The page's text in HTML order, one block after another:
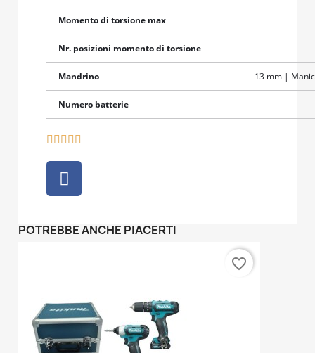
Momento di torsione max
Nr. posizioni momento di torsione
Mandrino 13 mm |
Numero batterie
    
POTREBBE ANCHE PIACERTI
favorite_border